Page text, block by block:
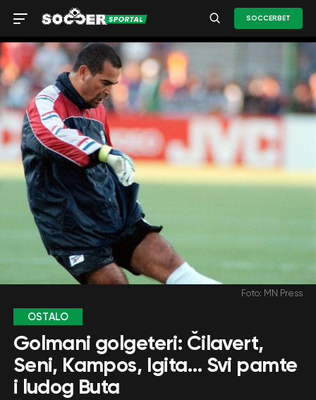
SOCCERBET
Foto: MN Press
OSTALO
Golmani golgeteri: Čilavert,
Seni, Kampos, Igita… Svi pamte
i ludog Buta